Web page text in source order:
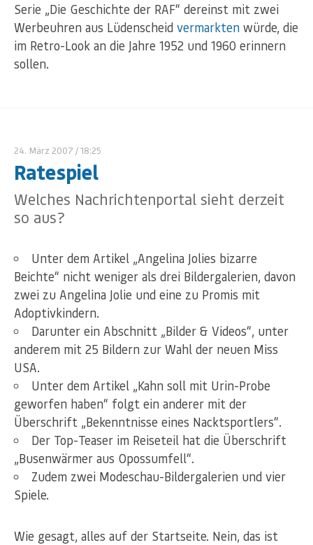
Serie „Die Geschichte der RAF“ dereinst mit zwei
Werbeuhren aus Lüdenscheid vermarkten würde, die
im Retro-Look an die Jahre 1952 und 1960 erinnern
sollen.
24. März 2007 / 18:25
Ratespiel
Welches Nachrichtenportal sieht derzeit
so aus?
Unter dem Artikel „Angelina Jolies bizarre
Beichte“ nicht weniger als drei Bildergalerien, davon
zwei zu Angelina Jolie und eine zu Promis mit
Adoptivkindern.
Darunter ein Abschnitt „Bilder & Videos“, unter
anderem mit 25 Bildern zur Wahl der neuen Miss
USA.
Unter dem Artikel „Kahn soll mit Urin-Probe
geworfen haben“ folgt ein anderer mit der
Überschrift „Bekenntnisse eines Nacktsportlers“.
Der Top-Teaser im Reiseteil hat die Überschrift
„Busenwärmer aus Opossumfell“.
Zudem zwei Modeschau-Bildergalerien und vier
Spiele.
Wie gesagt, alles auf der Startseite. Nein, das ist